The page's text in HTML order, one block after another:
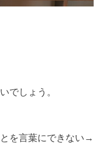
でしょう。
を言葉にできない→